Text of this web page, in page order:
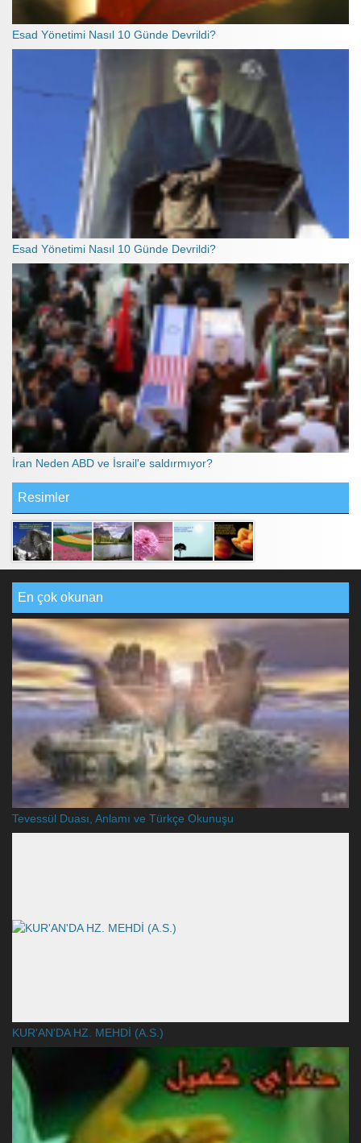
Esad Yönetimi Nasıl 10 Günde Devrildi?
Esad Yönetimi Nasıl 10 Günde Devrildi?
İran Neden ABD ve İsrail'e saldırmıyor?
Resimler
En çok okunan
Tevessül Duası, Anlamı ve Türkçe Okunuşu
KUR'AN'DA HZ. MEHDİ (A.S.)